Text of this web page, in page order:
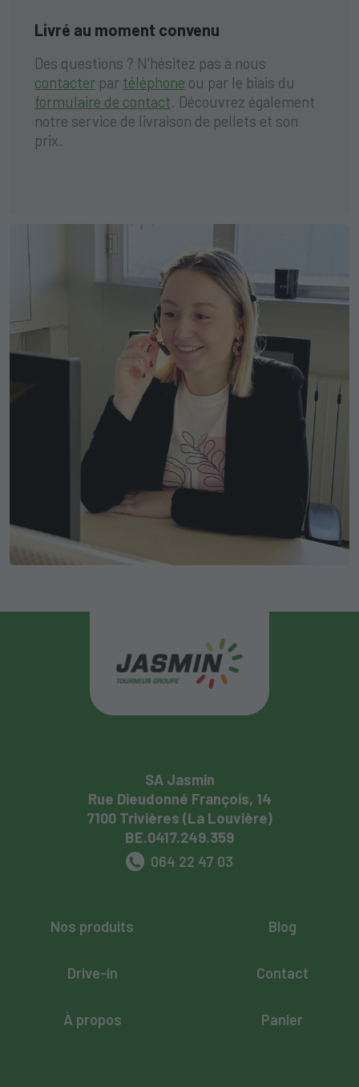
Livré au moment convenu
Des questions ? N’hésitez pas à nous
contacter par téléphone ou par le biais du
formulaire de contact. Découvrez également
notre service de livraison de pellets et son
prix.
SA Jasmin
Rue Dieudonné François, 14
7100 Trivières (La Louvière)
BE.0417.249.359
064 22 47 03
Nos produits
Drive-in
À propos
Blog
Contact
Panier